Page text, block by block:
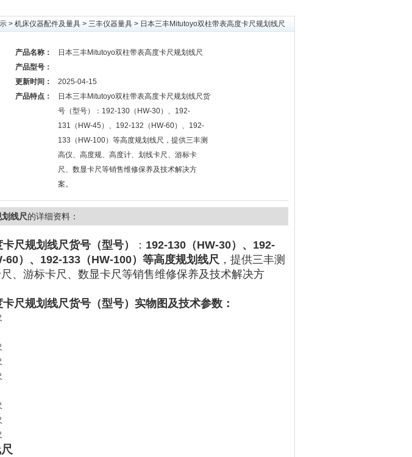
> 机床仪器配件及量具 > 三丰仪器量具 > 日本三丰Mitutoyo双柱带表高度卡尺规划线尺
产品名称：
日本三丰Mitutoyo双柱带表高度卡尺规划线尺
产品型号：
更新时间：
2025-04-15
产品特点：
日本三丰Mitutoyo双柱带表高度卡尺规划线尺货
号（型号）：192-130（HW-30）、192-
131（HW-45）、192-132（HW-60）、192-
133（HW-100）等高度规划线尺，提供三丰测
高仪、高度规、高度计、划线卡尺、游标卡
尺、数显卡尺等销售维修保养及技术解决方
案。
线尺的详细资料：
尺规划线尺货号（型号） ： 192-130（HW-30）、192-
60）、192-133（HW-100）等高度规划线尺 ，提供三丰测
、游标卡尺、数显卡尺等销售维修保养及技术解决方
尺规划线尺货号（型号）实物图及技术参数：